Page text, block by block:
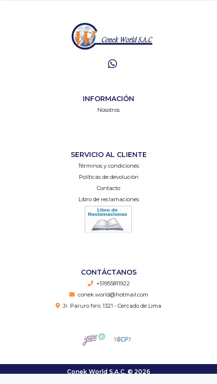
INFORMACIÓN
Nosotros
SERVICIO AL CLIENTE
Términos y condiciones
Políticas de devolución
Contacto
Libro de reclamaciones
CONTÁCTANOS
+51955811922
conek.world@hotmail.com
Jr. Paruro Nro. 1321 - Cercado de Lima
Conek World S.A.C. © 2026